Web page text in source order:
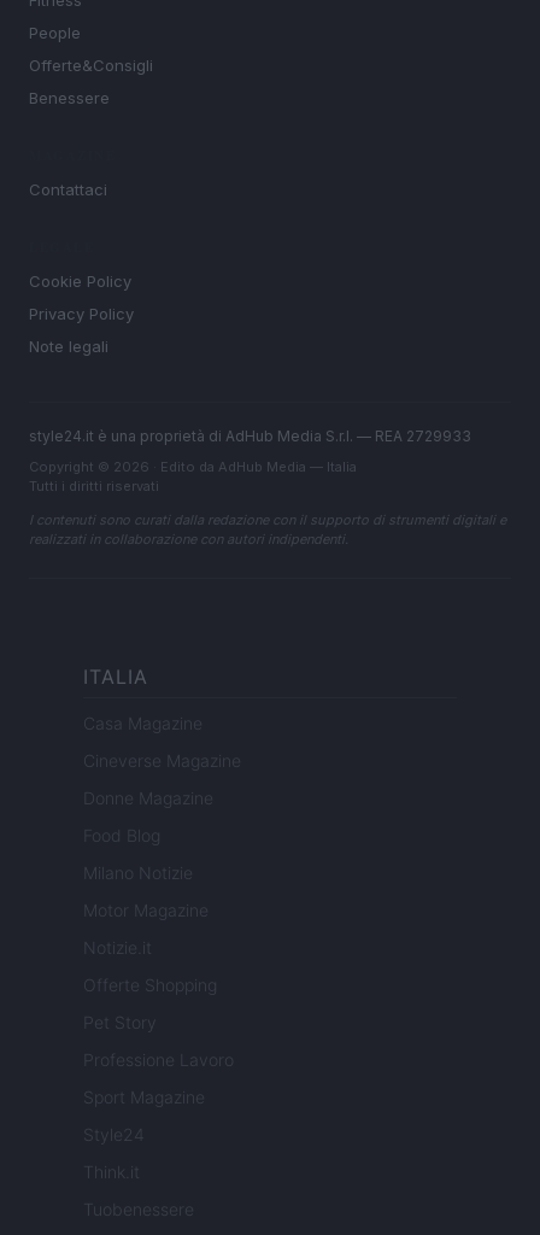
People
Offerte&Consigli
Benessere
Contattaci
Cookie Policy
Privacy Policy
Note legali
style24.it è una proprietà di AdHub Media S.r.l. — REA 2729933
Copyright © 2026 · Edito da AdHub Media — Italia
Tutti i diritti riservati
I contenuti sono curati dalla redazione con il supporto di strumenti digitali e
realizzati in collaborazione con autori indipendenti.
ITALIA
Casa Magazine
Cineverse Magazine
Donne Magazine
Food Blog
Milano Notizie
Motor Magazine
Notizie.it
Offerte Shopping
Pet Story
Professione Lavoro
Sport Magazine
Style24
Think.it
Tuobenessere